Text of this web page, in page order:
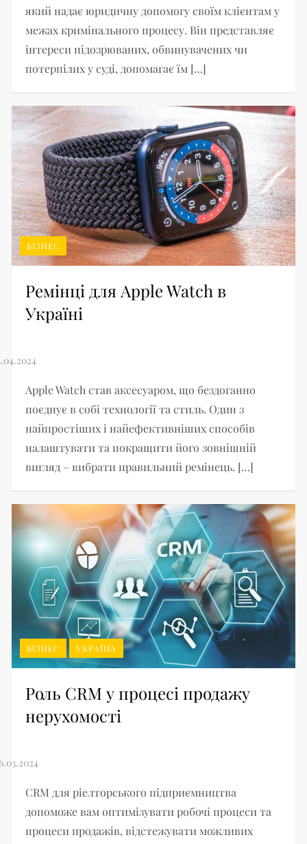
який надає юридичну допомогу своїм клієнтам у
межах кримінального процесу. Він представляє
інтереси підозрюваних, обвинувачених чи
потерпілих у суді, допомагає їм […]
БІЗНЕС
Ремінці для Apple Watch в
Україні
Apple Watch став аксесуаром, що бездоганно
поєднує в собі технології та стиль. Один з
найпростіших і найефективніших способів
налаштувати та покращити його зовнішній
вигляд – вибрати правильний ремінець. […]
БІЗНЕС УКРАЇНА
Роль СRM у процесі продажу
нерухомості
CRM для ріелторського підприємництва
допоможе вам оптимізувати робочі процеси та
процеси продажів, відстежувати можливих